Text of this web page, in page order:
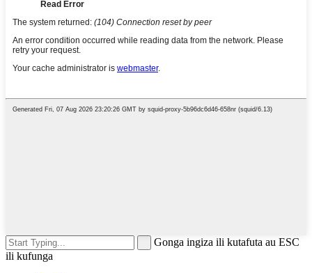
Gonga ingiza ili kutafuta au ESC
ili kufunga